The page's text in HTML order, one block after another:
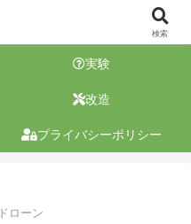
実験
改造
プライバシーポリシー
ドローン
検索